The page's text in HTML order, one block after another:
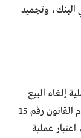
البنك، وتجميد
إلغاء البيع
(النكول)، وكان مضمونها: "في معرض تطبيق أحكام القانون رقم 15
اعتبار عملية